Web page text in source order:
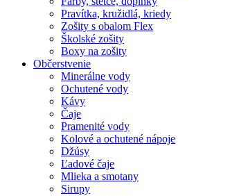
Pravítka, kružidlá, kriedy
Zošity s obalom Flex
Školské zošity
Boxy na zošity
Občerstvenie
Minerálne vody
Ochutené vody
Kávy
Čaje
Pramenité vody
Kolové a ochutené nápoje
Džúsy
Ľadové čaje
Mlieka a smotany
Sirupy